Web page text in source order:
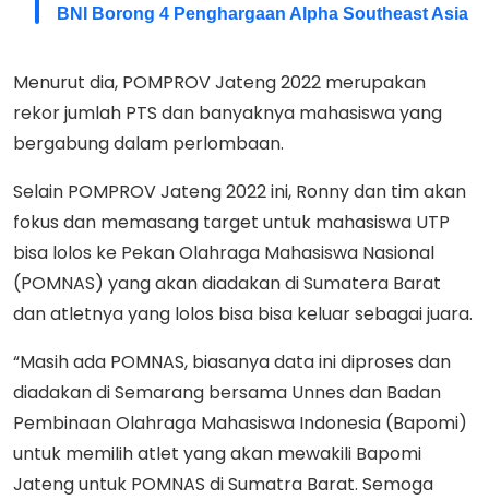
BNI Borong 4 Penghargaan Alpha Southeast Asia
Menurut dia, POMPROV Jateng 2022 merupakan
rekor jumlah PTS dan banyaknya mahasiswa yang
bergabung dalam perlombaan.
Selain POMPROV Jateng 2022 ini, Ronny dan tim akan
fokus dan memasang target untuk mahasiswa UTP
bisa lolos ke Pekan Olahraga Mahasiswa Nasional
(POMNAS) yang akan diadakan di Sumatera Barat
dan atletnya yang lolos bisa bisa keluar sebagai juara.
“Masih ada POMNAS, biasanya data ini diproses dan
diadakan di Semarang bersama Unnes dan Badan
Pembinaan Olahraga Mahasiswa Indonesia (Bapomi)
untuk memilih atlet yang akan mewakili Bapomi
Jateng untuk POMNAS di Sumatra Barat. Semoga